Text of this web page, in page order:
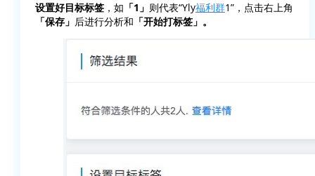
设置好目标标签 ，如 「1」 则代表“Yly福利群1”，点击右上角
「保存」 后进行分析和 「开始打标签」。